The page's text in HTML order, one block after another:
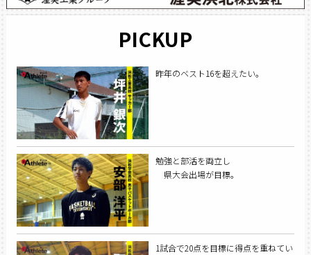
PICKUP
昨年のベスト16を超えたい。
勉強と部活を両立し
県大会出場が目標。
1試合で20点を目標に得点を重ねてい